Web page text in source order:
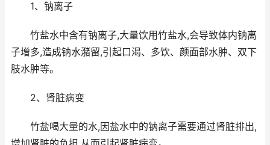
1、钠离子
竹盐水中含有钠离子,大量饮用竹盐水,会导致体内钠离
子增多,造成钠水潴留,引起口渴、多饮、颜面部水肿、双下
肢水肿等。
2、肾脏病变
竹盐喝大量的水,因盐水中的钠离子需要通过肾脏排出,